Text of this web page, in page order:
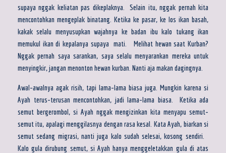
supaya nggak keliatan pas dikeplaknya. Selain itu, nggak pernah kita
mencontohkan mengeplak binatang. Ketika ke pasar, ke los ikan basah,
kakak selalu menyusupkan wajahnya ke badan ibu kalo tukang ikan
memukul ikan di kepalanya supaya mati. Melihat hewan saat Kurban?
Nggak pernah saya sarankan, saya selalu menyarankan mereka untuk
menyingkir, jangan menonton hewan kurban. Nanti aja makan dagingnya.
Awal-awalnya agak risih, tapi lama-lama biasa juga. Mungkin karena si
Ayah terus-terusan mencontohkan, jadi lama-lama biasa. Ketika ada
semut bergerombol, si Ayah nggak mengizinkan kita menyapu semut-
semut itu, apalagi menggilasnya dengan rasa kesal. Kata Ayah, biarkan si
semut sedang migrasi, nanti juga kalo sudah selesai, kosong sendiri.
Kalo gula dirubung semut, si Ayah hanya menggeletakkan gula di atas